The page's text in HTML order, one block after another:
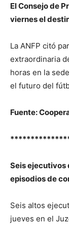
El Consejo de
viernes el
La ANFP citó
extraordinaria
horas en la
el futuro del
Fuente:
Seis ejecutivos
episodios de
Seis altos
jueves en el